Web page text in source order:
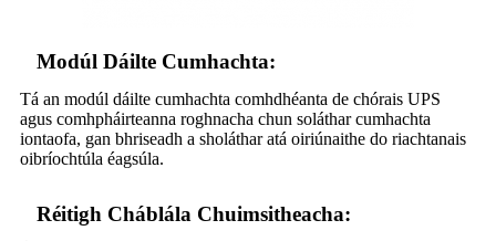
Modúl Dáilte Cumhachta:
Tá an modúl dáilte cumhachta comhdhéanta de chórais UPS
agus comhpháirteanna roghnacha chun soláthar cumhachta
iontaofa, gan bhriseadh a sholáthar atá oiriúnaithe do riachtanais
oibríochtúla éagsúla.
Réitigh Cháblála Chuimsitheacha: